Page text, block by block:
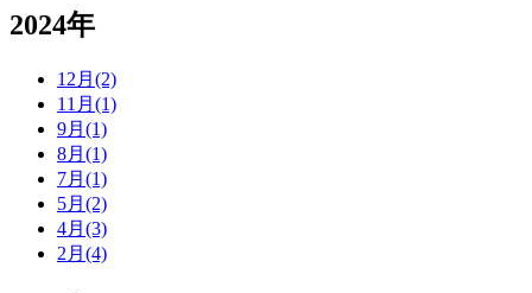
2024年
12月(2)
11月(1)
9月(1)
8月(1)
7月(1)
5月(2)
4月(3)
2月(4)